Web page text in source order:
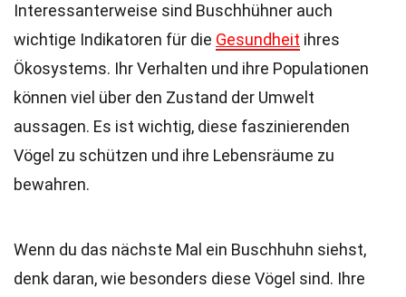
Interessanterweise sind Buschhühner auch
wichtige Indikatoren für die Gesundheit ihres
Ökosystems. Ihr Verhalten und ihre Populationen
können viel über den Zustand der Umwelt
aussagen. Es ist wichtig, diese faszinierenden
Vögel zu schützen und ihre Lebensräume zu
bewahren.
Wenn du das nächste Mal ein Buschhuhn siehst,
denk daran, wie besonders diese Vögel sind. Ihre